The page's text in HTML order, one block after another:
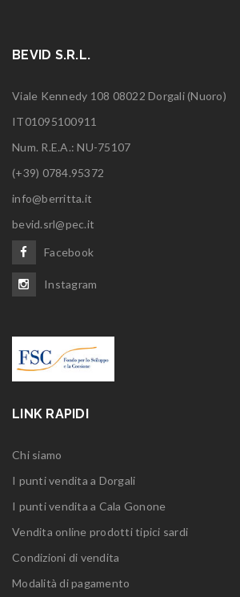
BEVID S.R.L.
Viale Kennedy 108 08022 Dorgali (Nuoro)
IT01095100911
Num. R.E.A.: NU-75107
(+39) 0784.95372
info@berritta.it
bevid.srl@pec.it
Facebook
Instagram
LINK RAPIDI
Chi siamo
I punti vendita a Dorgali
I punti vendita a Cala Gonone
Vendita online prodotti tipici sardi
Condizioni di vendita
Modalità di pagamento